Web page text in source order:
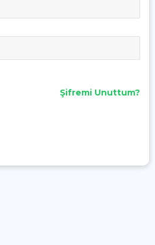
Şifremi Unuttum?